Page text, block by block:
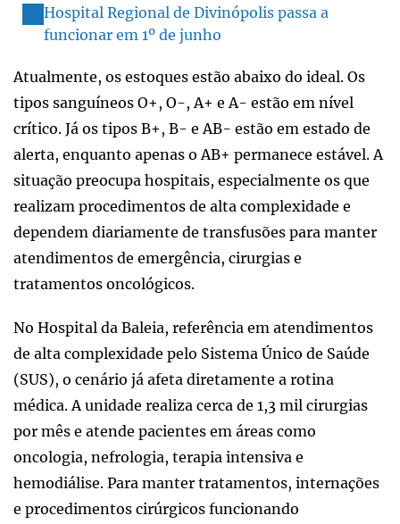
Hospital Regional de Divinópolis passa a
funcionar em 1º de junho
Atualmente, os estoques estão abaixo do ideal. Os
tipos sanguíneos O+, O-, A+ e A- estão em nível
crítico. Já os tipos B+, B- e AB- estão em estado de
alerta, enquanto apenas o AB+ permanece estável. A
situação preocupa hospitais, especialmente os que
realizam procedimentos de alta complexidade e
dependem diariamente de transfusões para manter
atendimentos de emergência, cirurgias e
tratamentos oncológicos.
No Hospital da Baleia, referência em atendimentos
de alta complexidade pelo Sistema Único de Saúde
(SUS), o cenário já afeta diretamente a rotina
médica. A unidade realiza cerca de 1,3 mil cirurgias
por mês e atende pacientes em áreas como
oncologia, nefrologia, terapia intensiva e
hemodiálise. Para manter tratamentos, internações
e procedimentos cirúrgicos funcionando